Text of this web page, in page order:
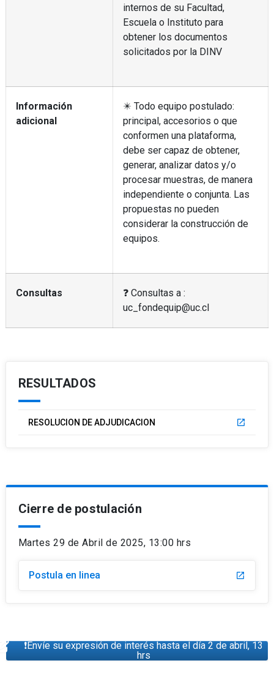
internos de su Facultad,
Escuela o Instituto para
obtener los documentos
solicitados por la DINV
Información
adicional
✴️ Todo equipo postulado:
principal, accesorios o que
conformen una plataforma,
debe ser capaz de obtener,
generar, analizar datos y/o
procesar muestras, de manera
independiente o conjunta. Las
propuestas no pueden
considerar la construcción de
equipos.
Consultas
❓ Consultas a :
uc_fondequip@uc.cl
RESULTADOS
RESOLUCION DE ADJUDICACION launch
Cierre de postulación
Martes 29 de Abril de 2025, 13:00 hrs
Postula en linea launch
❗Envíe su expresión de interés hasta el día 2 de abril, 13
hrs